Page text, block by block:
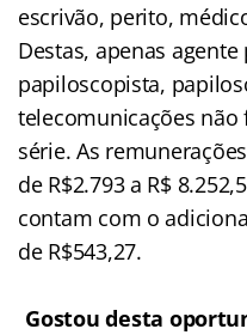
escrivão, perito,
Destas, apenas
papiloscopista,
telecomunicações
série. As
de R$2.793 a R$
contam com o
de R$543,27.
Gostou desta